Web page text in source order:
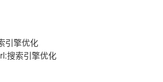
引擎优化
搜索引擎优化